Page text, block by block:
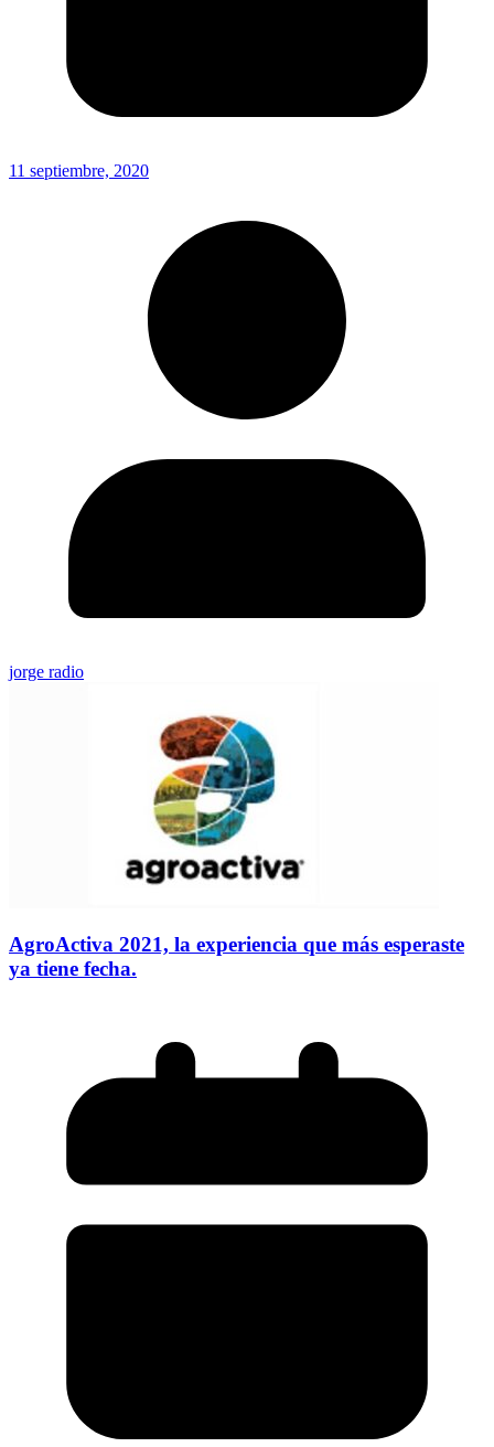
11 septiembre, 2020
jorge radio
AgroActiva 2021, la experiencia que más esperaste
ya tiene fecha.